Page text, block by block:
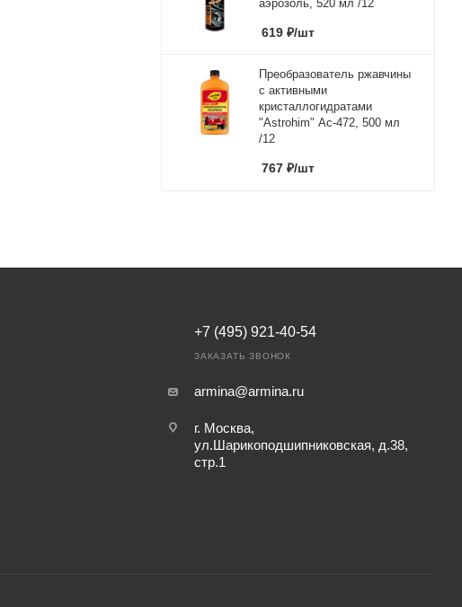
аэрозоль, 520 мл /12
619 ₽/шт
Преобразователь ржавчины
с активными
кристаллогидратами
"Astrohim" Ас-472, 500 мл
/12
767 ₽/шт
+7 (495) 921-40-54
ЗАКАЗАТЬ ЗВОНОК
armina@armina.ru
г. Москва,
ул.Шарикоподшипниковская, д.38,
стр.1